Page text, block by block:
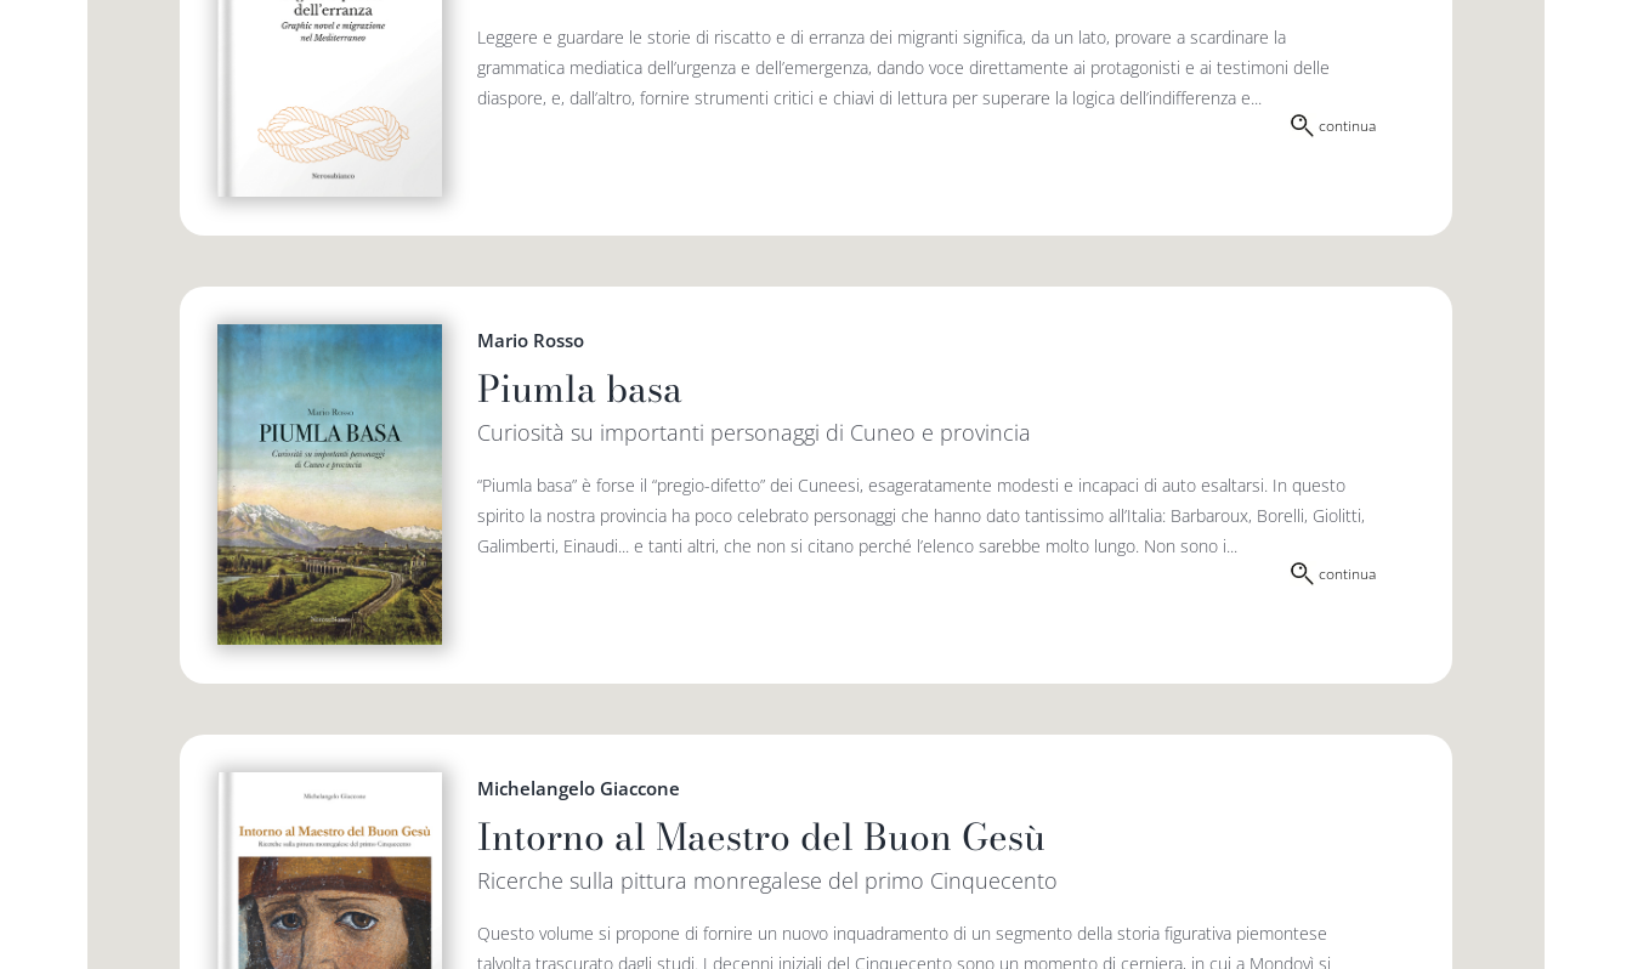
Leggere e guardare le storie di riscatto e di erranza dei migranti significa, da un lato, provare a scardinare la
grammatica media­tica dell’urgenza e dell’emergenza, dando voce diretta­men­te ai protago­nisti e ai testimoni delle
diaspore, e, dall’altro, fornire strumenti critici e chiavi di lettura per superare la logica dell’indiffe­renza e...
continua
Mario Rosso
Piumla basa
Curiosità su importanti personaggi di Cuneo e provincia
“Piumla basa” è forse il “pregio-difetto” dei Cuneesi, esageratamente modesti e incapaci di auto esaltarsi. In questo
spirito la nostra provincia ha poco celebrato personaggi che hanno dato tantis­simo all’Italia: Barbaroux, Borelli, Giolitti,
Galimberti, Einaudi... e tanti altri, che non si citano perché l’elenco sarebbe molto lungo. Non sono i...
continua
Michelangelo Giaccone
Intorno al Maestro del Buon Gesù
Ricerche sulla pittura monregalese del primo Cinquecento
Questo volume si propone di fornire un nuovo inquadramento di un segmento della storia figurativa piemontese
talvolta trascurato dagli studi. I decenni iniziali del Cinquecento sono un momento di cerniera, in cui a Mondovì si